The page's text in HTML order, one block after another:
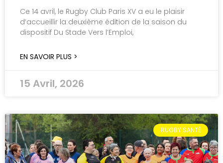
Ce 14 avril, le Rugby Club Paris XV a eu le plaisir
d’accueillir la deuxième édition de la saison du
dispositif Du Stade Vers l’Emploi,
EN SAVOIR PLUS >
15 Avril, 2026
RUGBY SANTÉ